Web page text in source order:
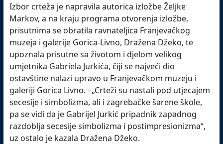
Izbor crteža je napravila autorica izložbe Željke
Markov, a na kraju programa otvorenja izložbe,
prisutnima se obratila ravnateljica Franjevačkog
muzeja i galerije Gorica-Livno, Dražena Džeko, te
upoznala prisutne sa životom i djelom velikog
umjetnika Gabriela Jurkića, čiji se najveći dio
ostavštine nalazi upravo u Franjevačkom muzeju i
galeriji Gorica Livno. –„Crteži su nastali pod utjecajem
secesije i simbolizma, ali i zagrebačke šarene škole,
pa se vidi da je Gabrijel Jurkić pripadnik zapadnog
razdoblja secesije simbolizma i postimpresionizma“,
uz ostalo je kazala Dražena Džeko.